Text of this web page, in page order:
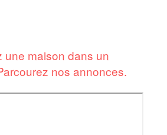
une maison dans un
nos annonces.